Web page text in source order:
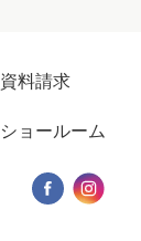
資料請求
ショールーム